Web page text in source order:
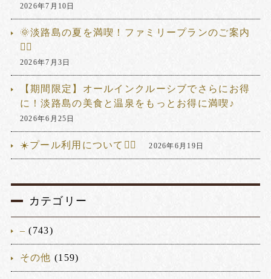
2026年7月10日
🌞淡路島の夏を満喫！ファミリープランのご案内
🏊‍♂️
2026年7月3日
【期間限定】オールインクルーシブでさらにお得
に！淡路島の美食と温泉をもっとお得に満喫♪
2026年6月25日
☀️プール利用について🏊‍♂️ 2026年6月19日
カテゴリー
– (743)
その他 (159)